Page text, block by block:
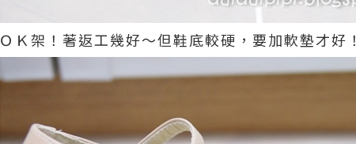
ＯＫ架！著返工幾好～但鞋底較硬，要加軟墊才好！